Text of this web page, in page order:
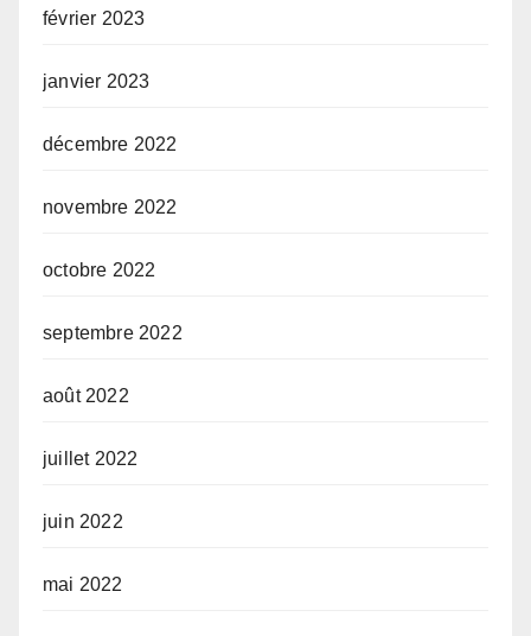
février 2023
janvier 2023
décembre 2022
novembre 2022
octobre 2022
septembre 2022
août 2022
juillet 2022
juin 2022
mai 2022